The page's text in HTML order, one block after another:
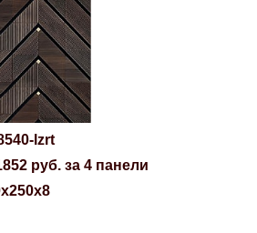
lzrt
руб. за 4 панели